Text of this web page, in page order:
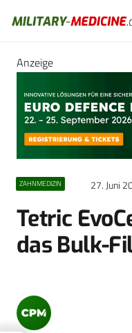
Anzeige
ZAHNMEDIZIN 27. Juni
Tetric
das Bulk-